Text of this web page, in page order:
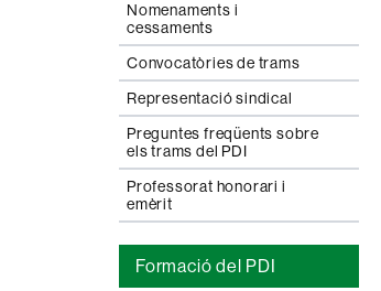
Nomenaments i
cessaments
Convocatòries de trams
Representació sindical
Preguntes freqüents sobre
els trams del PDI
Professorat honorari i
emèrit
Formació del PDI